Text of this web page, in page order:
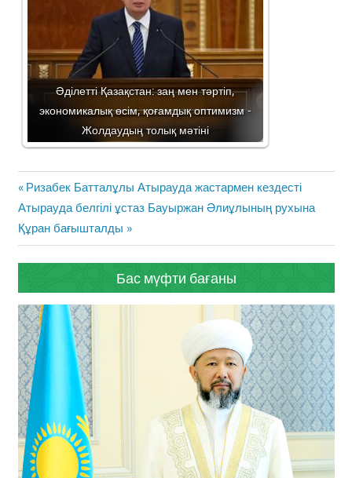
Әділетті Қазақстан: заң мен тәртіп,
экономикалық өсім, қоғамдық оптимизм -
Жолдаудың толық мәтіні
Жазба
навигациясы
Previous
Post:
Ризабек Батталұлы Атырауда жастармен кездесті
Next
Post:
Атырауда белгілі ұстаз Бауыржан Әлиұлының рухына
Құран бағышталды
Бас мүфти бағаны